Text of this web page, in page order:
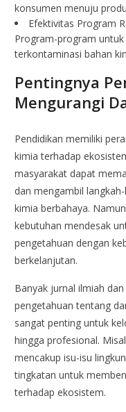
konsumen menuju
Efektivitas Program
Program-program
terkontaminasi bahan
Pentingnya
Mengurangi
Pendidikan memiliki
kimia terhadap
masyarakat dapat
dan mengambil
kimia berbahaya.
kebutuhan mendesak
pengetahuan dengan
berkelanjutan.
Banyak jurnal ilmiah
pengetahuan tentang
sangat penting untuk
hingga profesional.
mencakup isu-isu
tingkatan untuk
terhadap ekosistem.